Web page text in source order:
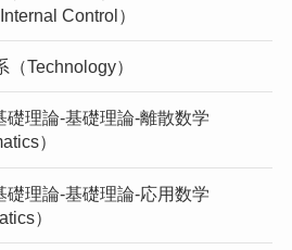
Control）
Technology）
礎理論-基礎理論-離散数学
）
礎理論-基礎理論-応用数学
）